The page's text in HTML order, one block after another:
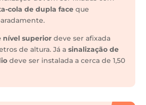
cola de dupla face que
nível superior deve ser afixada
de altura. Já asinalização de
deve ser instalada a cerca de 1,50